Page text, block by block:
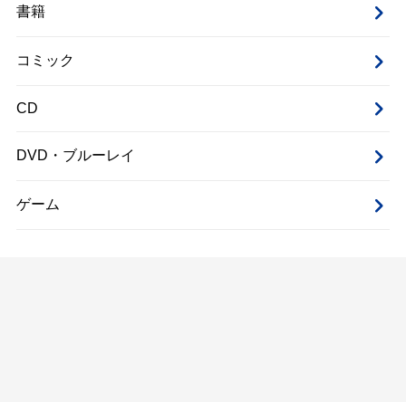
書籍
コミック
CD
DVD・ブルーレイ
ゲーム